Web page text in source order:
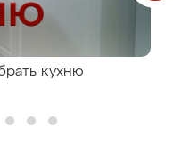
кухню